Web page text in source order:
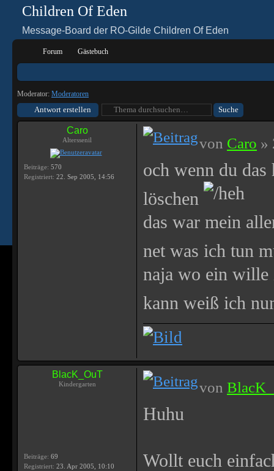
Children Of Eden
Message-Board der RO-Gilde Children Of Eden
Forum Gästebuch
Moderator: Moderatoren
Antwort erstellen
Caro
Alterssenil
Beiträge: 570
Registriert: 22. Sep 2005, 14:56
von Caro »
och wenn du
löschen
das war mein
net was ich tun
naja wo ein wille
kann weiß ich
BlacK_OuT
Kindergarten
Beiträge: 69
Registriert: 23. Apr 2005, 10:10
von
Huhu
Wollt euch